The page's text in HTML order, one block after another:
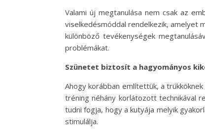
Valami új megtanulása nem csak az
viselkedésmóddal rendelkezik, amelyet
különböző tevékenységek
problémákat.
Szünetet biztosít a hagyományos
Ahogy korábban említettük, a
tréning néhány korlátozott technikával
tudni fogja, hogy a kutyája melyik
stimulálja.